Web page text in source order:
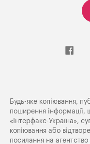
Будь-яке копiювання,
поширення iнформацiї,
«Iнтерфакс-Україна»,
копіювання або
посилання на агентство